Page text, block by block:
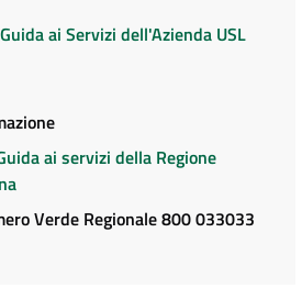
ai Servizi dell'Azienda USL
ai servizi della Regione
Verde Regionale 800 033033